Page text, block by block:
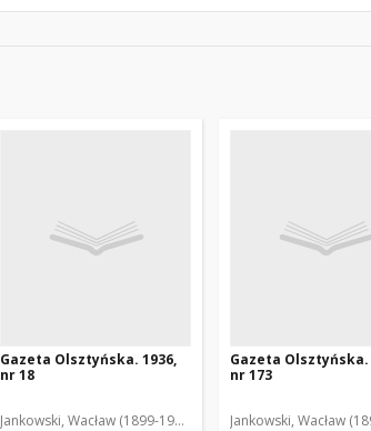
Gazeta Olsztyńska. 1936,
nr 18
Jankowski, Wacław (1899-1975). Red.
Gazeta Olsztyńska.
nr 173
Jankowski, Wacław